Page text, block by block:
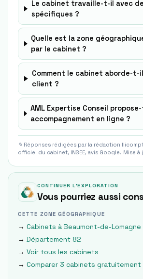
Le cabinet travaille-t-il avec
spécifiques ?
Quelle est la zone
par le cabinet ?
Comment le cabinet aborde-t-
client ?
AML Expertise Conseil
accompagnement en ligne ?
✎ Réponses rédigées par la rédaction
officiel du cabinet, INSEE, avis Google. Mise à
CONTINUER L'EXPLORATION
Vous pourriez aussi
CETTE ZONE GÉOGRAPHIQUE
→ Cabinets à Beaumont-de-Lomagne
→ Département 82
→ Voir tous les cabinets
→ Comparer 3 cabinets gratuitement